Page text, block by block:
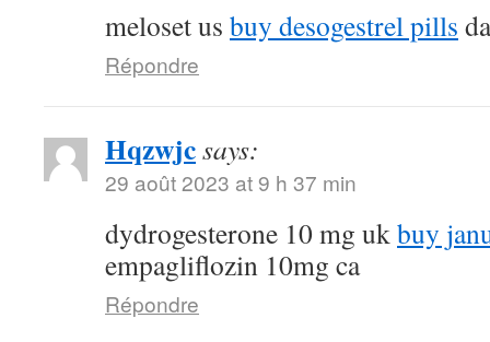
meloset us buy desogestrel pills
Répondre
Hqzwjcsays:
29 août 2023 at 9 h 37 min
dydrogesterone 10 mg ukbuy
empagliflozin 10mg ca
Répondre